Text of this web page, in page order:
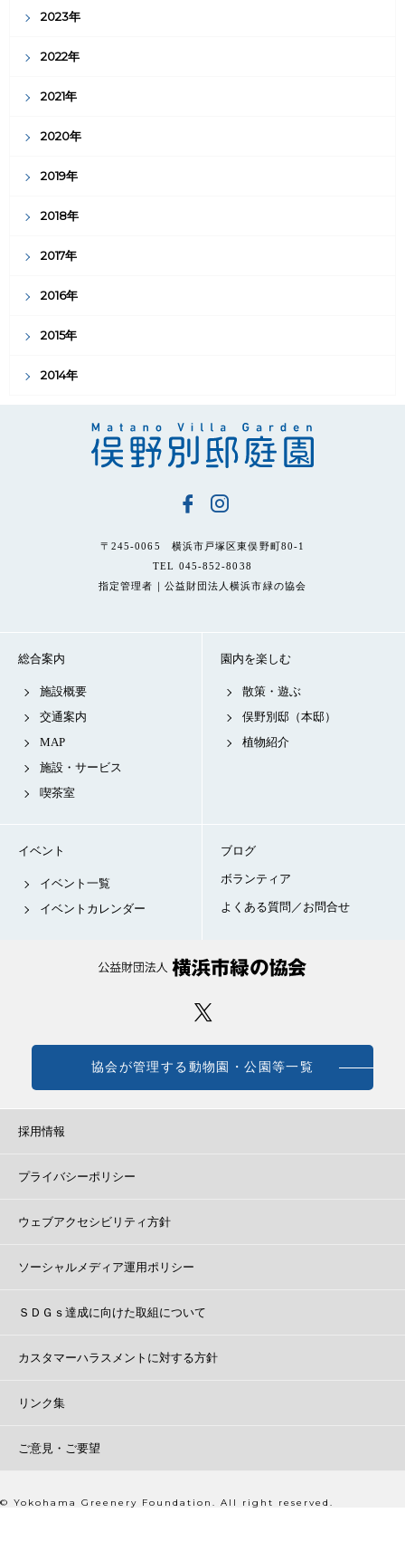
2023年
2022年
2021年
2020年
2019年
2018年
2017年
2016年
2015年
2014年
〒245-0065 横浜市戸塚区東俣野町80-1
TEL 045-852-8038
指定管理者｜公益財団法人横浜市緑の協会
総合案内
施設概要
交通案内
MAP
施設・サービス
喫茶室
園内を楽しむ
散策・遊ぶ
俣野別邸（本邸）
植物紹介
イベント
イベント一覧
イベントカレンダー
ブログ
ボランティア
よくある質問／お問合せ
協会が管理する動物園・公園等一覧
採用情報
プライバシーポリシー
ウェブアクセシビリティ方針
ソーシャルメディア運用ポリシー
ＳＤＧｓ達成に向けた取組について
カスタマーハラスメントに対する方針
リンク集
ご意見・ご要望
© Yokohama Greenery Foundation. All right reserved.